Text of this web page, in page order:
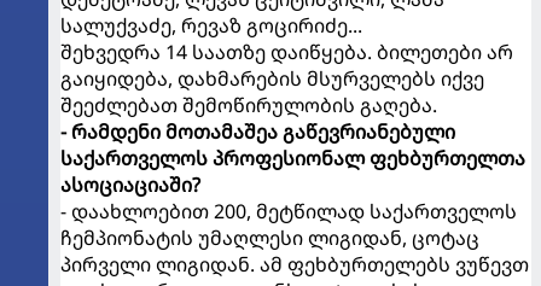
სალუქვაძე, რევაზ გოცირიძე...
შეხვედრა 14 საათზე დაიწყება. ბილეთები არ
გაიყიდება, დახმარების მსურველებს იქვე
შეეძლებათ შემოწირულობის გაღება.
- რამდენი მოთამაშეა გაწევრიანებული
საქართველოს პროფესიონალ ფეხბურთელთა
ასოციაციაში?
- დაახლოებით 200, მეტწილად საქართველოს
ჩემპიონატის უმაღლესი ლიგიდან, ცოტაც
პირველი ლიგიდან. ამ ფეხბურთელებს ვუწევთ